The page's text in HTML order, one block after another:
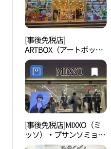
[事後免税店]
ARTBOX（アートボック
ス）・プサンソミョン
（釜山西面）店(아트박
스 부산서면점)
[事後免税店]MIXXO（ミ
ッソ）・プサンソミョン
（釜山西面）店(미쏘 부